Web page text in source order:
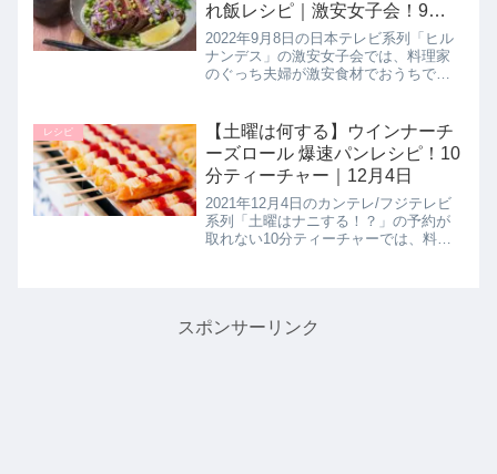
れ飯レシピ｜激安女子会！9月8
日
2022年9月8日の日本テレビ系列「ヒル
ナンデス」の激安女子会では、料理家
のぐっち夫婦が激安食材でおうちで簡
材を使用し【かつおの香草パン粉焼
き】の作り方を教えてくれたので...
レシピ
【土曜は何する】ウインナーチ
ーズロール 爆速パンレシピ！10
分ティーチャー｜12月4日
2021年12月4日のカンテレ/フジテレビ
系列「土曜はナニする！？」の予約が
取れない10分ティーチャーでは、料理
スポンサーリンク